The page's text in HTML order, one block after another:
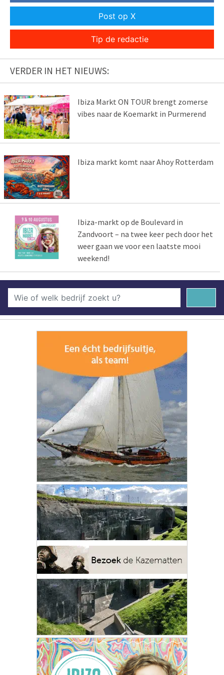
Post op X
Tip de redactie
VERDER IN HET NIEUWS:
Ibiza Markt ON TOUR brengt zomerse
vibes naar de Koemarkt in Purmerend
Ibiza markt komt naar Ahoy Rotterdam
Ibiza-markt op de Boulevard in
Zandvoort – na twee keer pech door het
weer gaan we voor een laatste mooi
weekend!